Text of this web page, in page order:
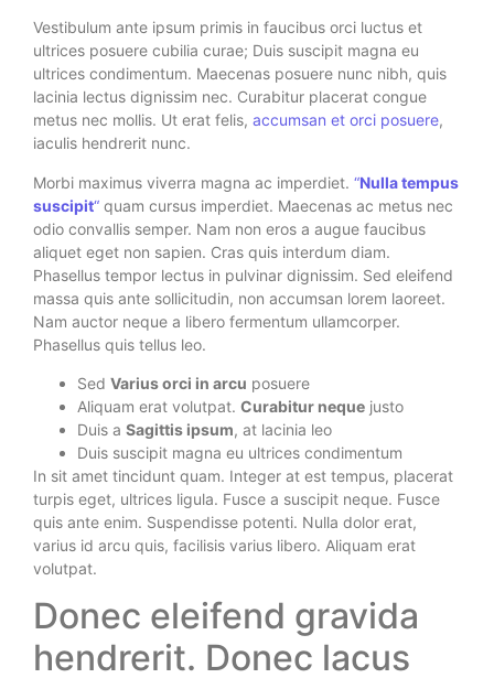
Vestibulum ante ipsum primis in faucibus orci luctus et
ultrices posuere cubilia curae; Duis suscipit magna eu
ultrices condimentum. Maecenas posuere nunc nibh, quis
lacinia lectus dignissim nec. Curabitur placerat congue
metus nec mollis. Ut erat felis, accumsan et orci posuere,
iaculis hendrerit nunc.
Morbi maximus viverra magna ac imperdiet. “Nulla tempus
suscipit“ quam cursus imperdiet. Maecenas ac metus nec
odio convallis semper. Nam non eros a augue faucibus
aliquet eget non sapien. Cras quis interdum diam.
Phasellus tempor lectus in pulvinar dignissim. Sed eleifend
massa quis ante sollicitudin, non accumsan lorem laoreet.
Nam auctor neque a libero fermentum ullamcorper.
Phasellus quis tellus leo.
Sed Varius orci in arcu posuere
Aliquam erat volutpat. Curabitur neque justo
Duis a Sagittis ipsum, at lacinia leo
Duis suscipit magna eu ultrices condimentum
In sit amet tincidunt quam. Integer at est tempus, placerat
turpis eget, ultrices ligula. Fusce a suscipit neque. Fusce
quis ante enim. Suspendisse potenti. Nulla dolor erat,
varius id arcu quis, facilisis varius libero. Aliquam erat
volutpat.
Donec eleifend gravida
hendrerit. Donec lacus